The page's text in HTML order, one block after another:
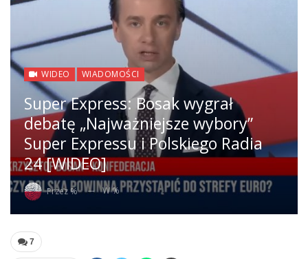
WIDEO WIADOMOŚCI
Super Express: Bosak wygrał
debatę „Najważniejsze wybory”
Super Expressu i Polskiego Radia
24 [WIDEO]
Przez % W %
7